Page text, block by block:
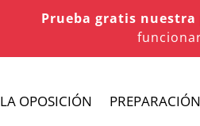
Prueba gratis
LA OPOSICIÓN